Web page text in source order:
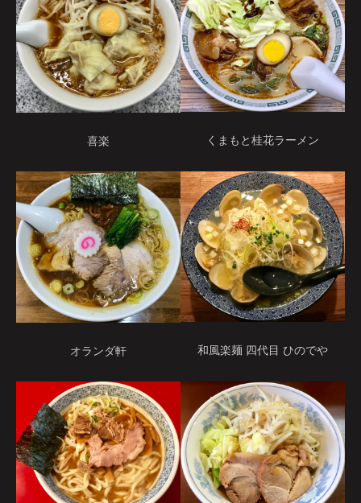
喜楽 くまもと桂花ラーメン
オランダ軒 和風楽麺 四代目 ひのでや